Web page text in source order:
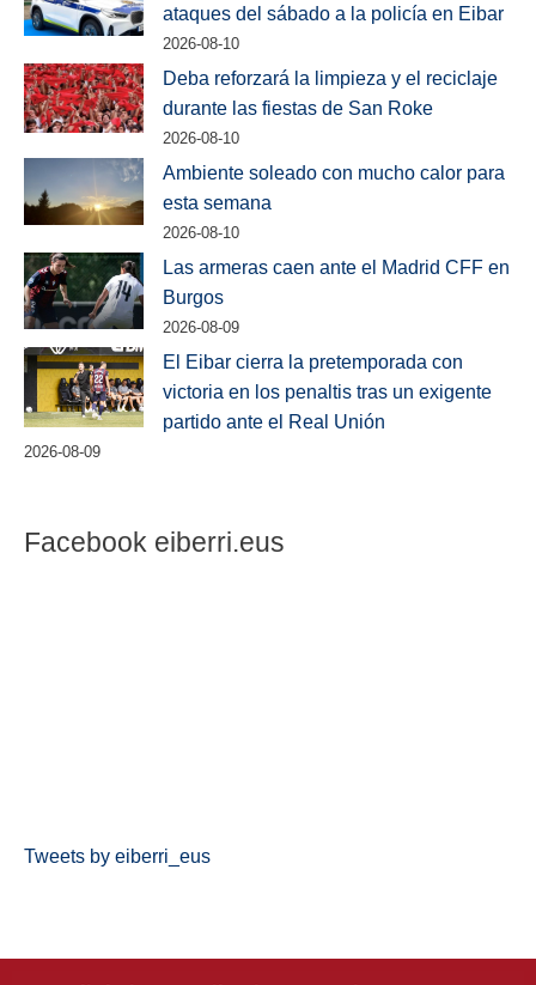
ataques del sábado a la policía en Eibar
2026-08-10
Deba reforzará la limpieza y el reciclaje
durante las fiestas de San Roke
2026-08-10
Ambiente soleado con mucho calor para
esta semana
2026-08-10
Las armeras caen ante el Madrid CFF en
Burgos
2026-08-09
El Eibar cierra la pretemporada con
victoria en los penaltis tras un exigente
partido ante el Real Unión
2026-08-09
Facebook eiberri.eus
Tweets by eiberri_eus